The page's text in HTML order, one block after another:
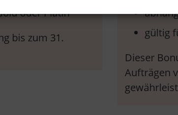
oder Platin
bis zum 31.
gültig
Dieser
Aufträgen